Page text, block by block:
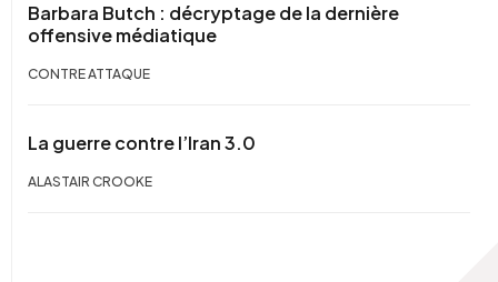
Barbara Butch : décryptage de la dernière
offensive médiatique
CONTRE ATTAQUE
La guerre contre l’Iran 3.0
ALASTAIR CROOKE